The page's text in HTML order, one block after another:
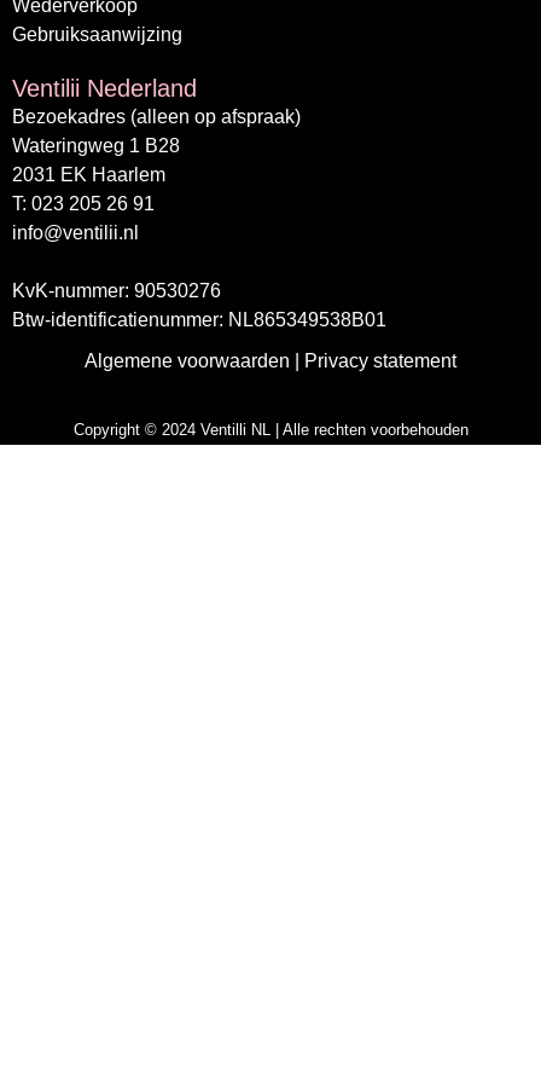
Wederverkoop
Gebruiksaanwijzing
Ventilii Nederland
Bezoekadres (alleen op afspraak)
Wateringweg 1 B28
2031 EK Haarlem
T: 023 205 26 91
info@ventilii.nl
KvK-nummer: 90530276
Btw-identificatienummer: NL865349538B01
Algemene voorwaarden
Privacy statement
Copyright © 2024 Ventilli NL | Alle rechten voorbehouden